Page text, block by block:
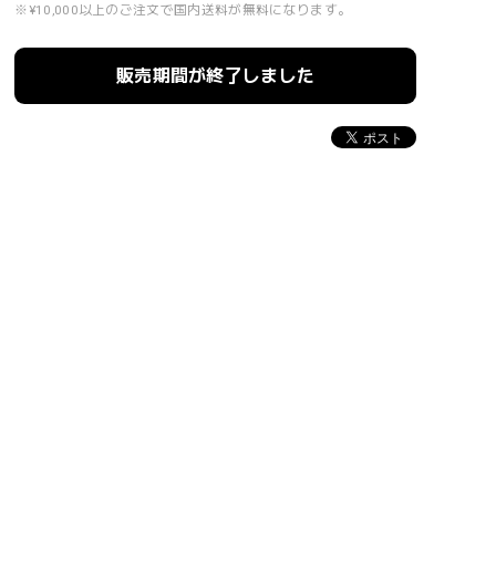
※¥10,000以上のご注文で国内送料が無料になります。
販売期間が終了しました